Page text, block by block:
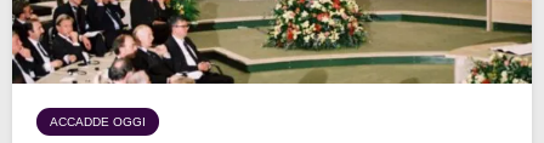
ACCADDE OGGI